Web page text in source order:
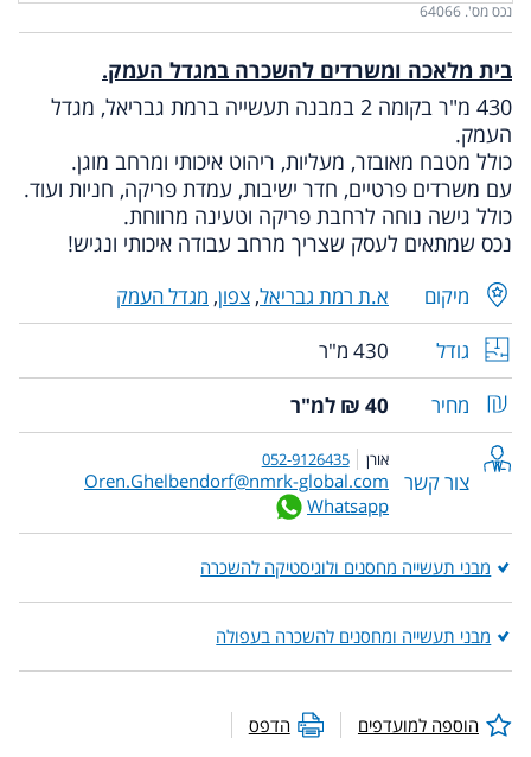
נכס מס'. 64066
בית מלאכה ומשרדים להשכרה במגדל העמק.
430 מ"ר בקומה 2 במבנה תעשייה ברמת גבריאל, מגדל
העמק.
כולל מטבח מאובזר, מעליות, ריהוט איכותי ומרחב מוגן.
עם משרדים פרטיים, חדר ישיבות, עמדת פריקה, חניות ועוד.
כולל גישה נוחה לרחבת פריקה וטעינה מרווחת.
נכס שמתאים לעסק שצריך מרחב עבודה איכותי ונגיש!
מיקום א.ת רמת גבריאל, צפון, מגדל העמק
גודל
430 מ"ר
מחיר
40 ₪ למ"ר
צור קשר
אורן 052-9126435
Oren.Ghelbendorf@nmrk-global.com
Whatsapp
מבני תעשייה מחסנים ולוגיסטיקה להשכרה
מבני תעשייה ומחסנים להשכרה בעפולה
הוספה למועדפים הדפס